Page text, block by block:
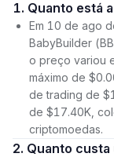
1. Quanto
Em 10 de ago
BabyBuilder
o preço variou
máximo de
de trading de
de $17.40K,
criptomoedas.
2. Quanto